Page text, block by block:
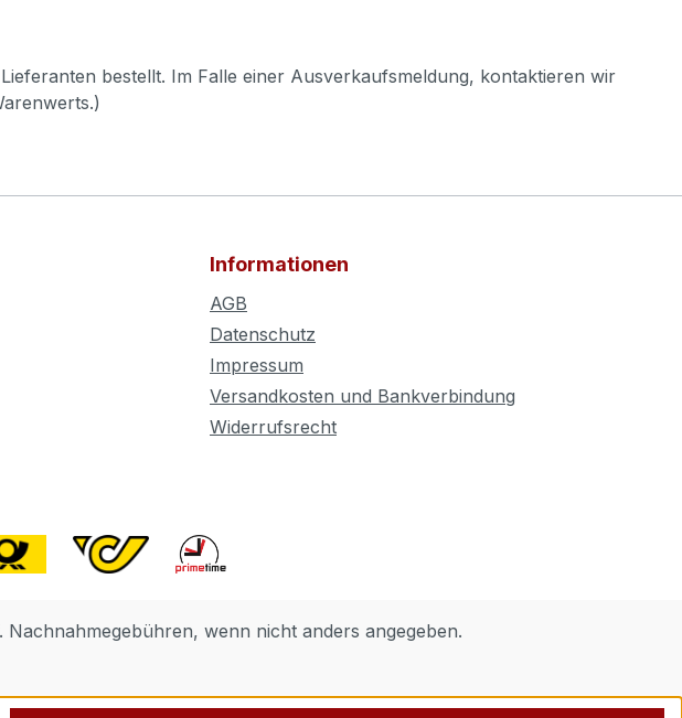
bestellt. Im Falle einer Ausverkaufsmeldung, kontaktieren wir
Informationen
AGB
Datenschutz
Impressum
Versandkosten und Bankverbindung
Widerrufsrecht
Nachnahmegebühren, wenn nicht anders angegeben.